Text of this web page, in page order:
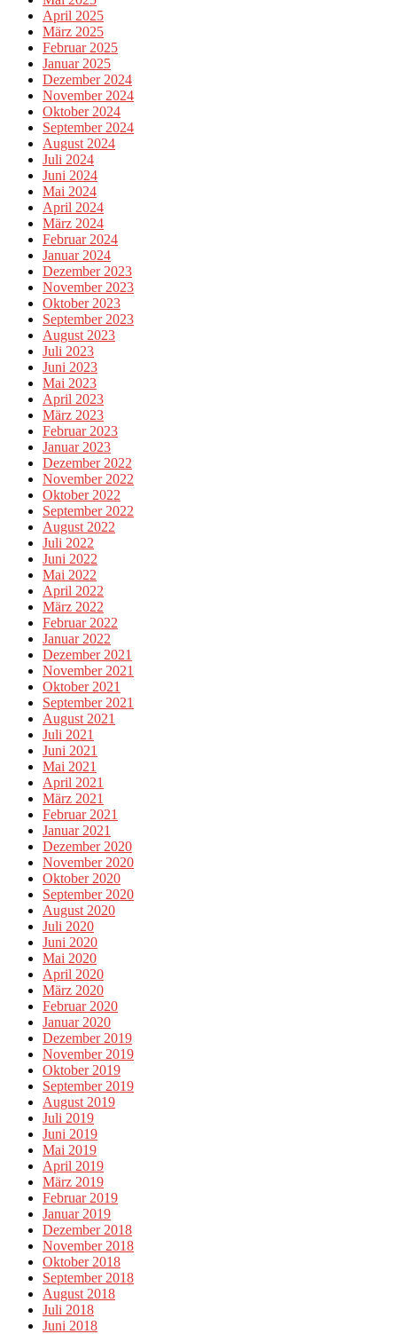
April 2025
März 2025
Februar 2025
Januar 2025
Dezember 2024
November 2024
Oktober 2024
September 2024
August 2024
Juli 2024
Juni 2024
Mai 2024
April 2024
März 2024
Februar 2024
Januar 2024
Dezember 2023
November 2023
Oktober 2023
September 2023
August 2023
Juli 2023
Juni 2023
Mai 2023
April 2023
März 2023
Februar 2023
Januar 2023
Dezember 2022
November 2022
Oktober 2022
September 2022
August 2022
Juli 2022
Juni 2022
Mai 2022
April 2022
März 2022
Februar 2022
Januar 2022
Dezember 2021
November 2021
Oktober 2021
September 2021
August 2021
Juli 2021
Juni 2021
Mai 2021
April 2021
März 2021
Februar 2021
Januar 2021
Dezember 2020
November 2020
Oktober 2020
September 2020
August 2020
Juli 2020
Juni 2020
Mai 2020
April 2020
März 2020
Februar 2020
Januar 2020
Dezember 2019
November 2019
Oktober 2019
September 2019
August 2019
Juli 2019
Juni 2019
Mai 2019
April 2019
März 2019
Februar 2019
Januar 2019
Dezember 2018
November 2018
Oktober 2018
September 2018
August 2018
Juli 2018
Juni 2018